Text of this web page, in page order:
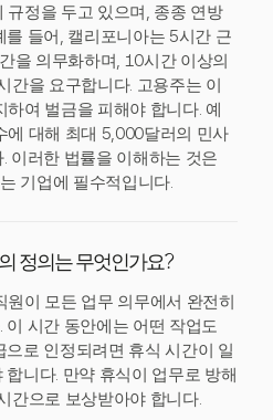
규정을 두고 있으며, 종종 연방
를 들어, 캘리포니아는 5시간 근
을 의무화하며, 10시간 이상의
간을 요구합니다. 고용주는 이
여 벌금을 피해야 합니다. 예
에 대해 최대 5,000달러의 민사
이러한 법률을 이해하는 것은
기업에 필수적입니다.
정의는 무엇인가요?
원이 모든 업무 의무에서 완전히
시간 동안에는 어떤 작업도
로 인정되려면 휴식 시간이 일
니다. 만약 휴식이 업무로 방해
간으로 보상받아야 합니다.